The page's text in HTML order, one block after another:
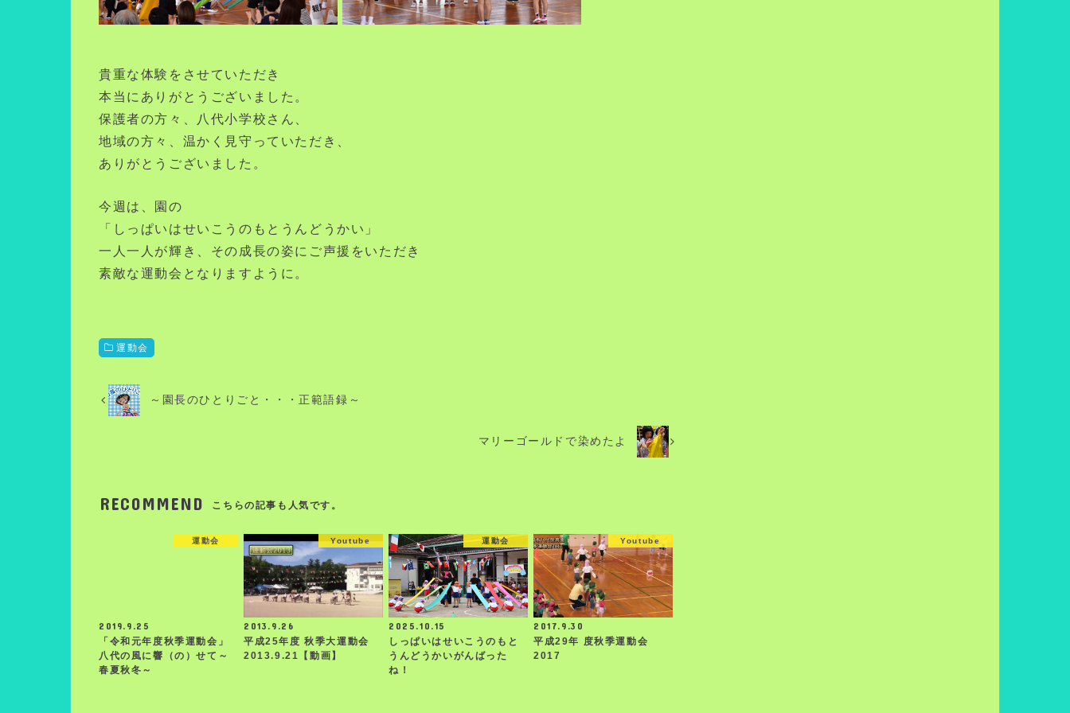
貴重な体験をさせていただき
本当にありがとうございました。
保護者の方々、八代小学校さん、
地域の方々、温かく見守っていただき、
ありがとうございました。
今週は、園の
「しっぱいはせいこうのもとうんどうかい」
一人一人が輝き、その成長の姿にご声援をいただき
素敵な運動会となりますように。
運動会
～園長のひとりごと・・・正範語録～
マリーゴールドで染めたよ
RECOMMEND こちらの記事も人気です。
運動会
2019.9.25
「令和元年度秋季運動会」
八代の風に響（の）せて～
春夏秋冬～
Youtube
2013.9.26
平成25年度 秋季大運動会
2013.9.21【動画】
運動会
2025.10.15
しっぱいはせいこうのもと
うんどうかいがんばった
ね！
Youtube
2017.9.30
平成29年 度秋季運動会
2017